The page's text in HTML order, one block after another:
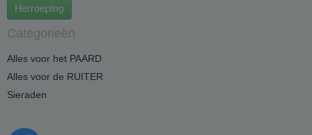
Herroeping
Categorieën
Alles voor het PAARD
Alles voor de RUITER
Sieraden